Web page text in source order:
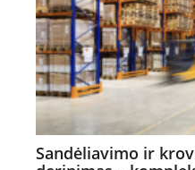
Sandėliavimo ir